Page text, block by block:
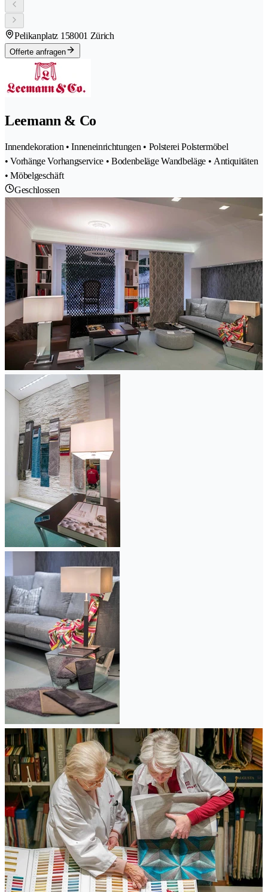
Pelikanplatz 158001 Zürich
Offerte anfragen
Leemann & Co
Innendekoration • Inneneinrichtungen • Polsterei Polstermöbel
• Vorhänge Vorhangservice • Bodenbeläge Wandbeläge • Antiquitäten
• Möbelgeschäft
Geschlossen